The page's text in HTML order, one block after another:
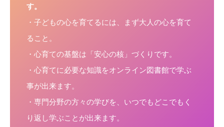
す。
・子どもの心を育てるには、まず大人の心を育て
ること。
・心育ての基盤は「安心の核」づくりです。
・心育てに必要な知識をオンライン図書館で学ぶ
事が出来ます。
・専門分野の方々の学びを、いつでもどこでもく
り返し学ぶことが出来ます。